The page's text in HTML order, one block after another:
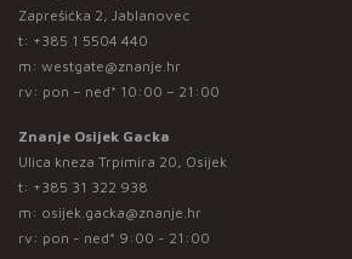
Zaprešićka 2, Jablanovec
t: +385 1 5504 440
m: westgate@znanje.hr
rv: pon – ned* 10:00 – 21:00
Znanje Osijek Gacka
Ulica kneza Trpimira 20, Osijek
t: +385 31 322 938
m: osijek.gacka@znanje.hr
rv: pon - ned* 9:00 - 21:00